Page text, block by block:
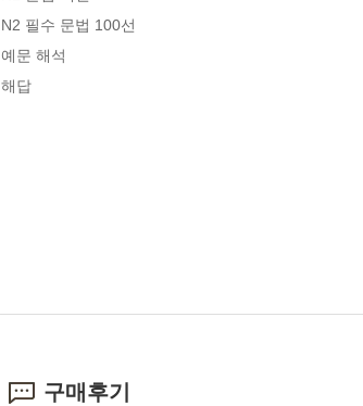
N2 필수 문법 100선
예문 해석
해답
구매후기